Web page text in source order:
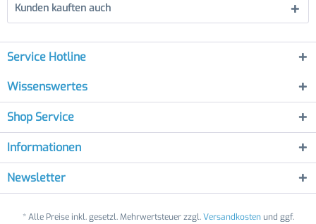
Kunden kauften auch
Service Hotline
Wissenswertes
Shop Service
Informationen
Newsletter
* Alle Preise inkl. gesetzl. Mehrwertsteuer zzgl.Versandkostenund ggf.